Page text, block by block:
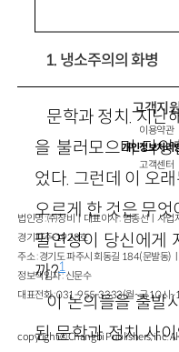
1. 냉소주의의 화병
문학과 정치. 지난
을 불러모으며 다
었다. 그런데 이 오
오르게 한 것은 무엇
필연성이 당신에게
까?1
이 논의들을 출발
된 문학과 정치 사
고객지
이용약관
개인정보처리
고객센터
법인명 : ㈜창비ㅣ대표이사 : 염종선ㅣ사
경기파주-1928호
주소 : 경기도 파주시 회동길 184(문발동
정보책임자 : 신문수
대표전화 : 031-955-3333(월~금 10시
copyright © Changbi Publishers, inc.